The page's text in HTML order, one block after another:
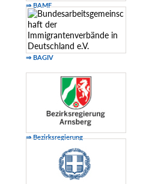
⇒ BAMF
⇒ BAGIV
⇒ Bezirksregierung